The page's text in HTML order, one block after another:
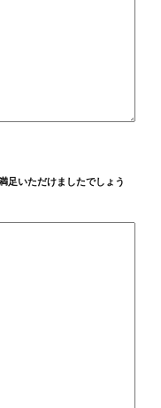
足いただけましたでしょう